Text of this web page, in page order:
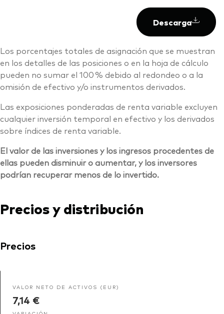
Descarga
Los porcentajes totales de asignación que se muestran
en los detalles de las posiciones o en la hoja de cálculo
pueden no sumar el 100 % debido al redondeo o a la
omisión de efectivo y/o instrumentos derivados.
Las exposiciones ponderadas de renta variable excluyen
cualquier inversión temporal en efectivo y los derivados
sobre índices de renta variable.
El valor de las inversiones y los ingresos procedentes de
ellas pueden disminuir o aumentar, y los inversores
podrían recuperar menos de lo invertido.
Precios y distribución
Precios
VALOR NETO DE ACTIVOS (EUR)
7,14 €